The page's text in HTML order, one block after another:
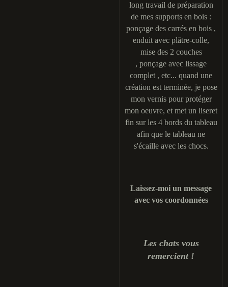
long travail de préparation
de mes supports en bois :
ponçage des carrés en bois ,
enduit avec plâtre-colle,
mise des 2 couches
, ponçage avec lissage
complet , etc... quand une
création est terminée, je pose
mon vernis pour protéger
mon oeuvre, et met un liseret
fin sur les 4 bords du tableau
afin que le tableau ne
s'écaille avec les chocs.
Laissez-moi un message
avec vos coordonnées
Les chats vous
remercient !